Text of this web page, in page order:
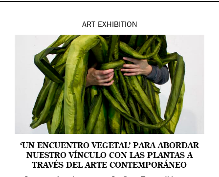
ART EXHIBITION
‘UN ENCUENTRO VEGETAL’ PARA ABORDAR
NUESTRO VÍNCULO CON LAS PLANTAS A
TRAVÉS DEL ARTE CONTEMPORÁNEO